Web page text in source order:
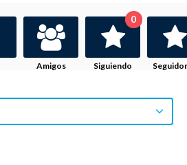
Amigos Siguiendo
0